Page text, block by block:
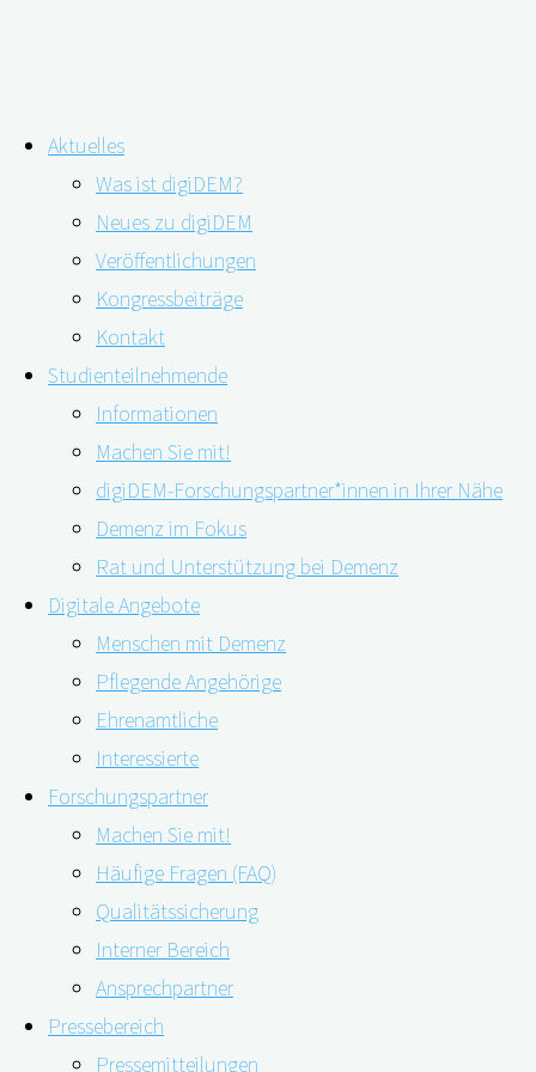
Inhalt
springen
Aktuelles
Was ist digiDEM?
Neues zu digiDEM
Veröffentlichungen
Kongressbeiträge
Kontakt
Studienteilnehmende
Informationen
Machen Sie mit!
digiDEM-Forschungspartner*innen in Ihrer Nähe
Demenz im Fokus
Rat und Unterstützung bei Demenz
Digitale Angebote
Menschen mit Demenz
Pflegende Angehörige
Ehrenamtliche
Interessierte
Forschungspartner
Machen Sie mit!
Häufige Fragen (FAQ)
Qualitätssicherung
Interner Bereich
Ansprechpartner
Pressebereich
Pressemitteilungen
Schlagwort:Demenzforschung
Häusliche Pflege hat auch ihre positiven
Seiten
26.01.2023 09.03.2023
Müdigkeit, Stress, wenig Freizeit oder das Gefühl
mangelnder Anerkennung: Angehörige, die zum Beispiel
Menschen mit Demenz in ihrem häuslichen Umfeld
pflegen, empfinden ihre Tätigkeit oft als überfordernd
oder psychisch belastend. Erstmals in Deutschland hat
ein Forschungsteam des Uniklinikums Erlangen und der